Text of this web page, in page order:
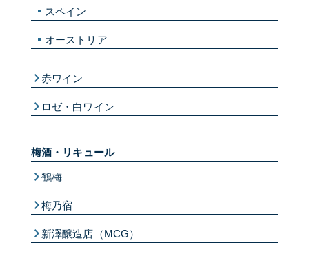
スペイン
オーストリア
赤ワイン
ロゼ・白ワイン
梅酒・リキュール
鶴梅
梅乃宿
新澤醸造店（MCG）